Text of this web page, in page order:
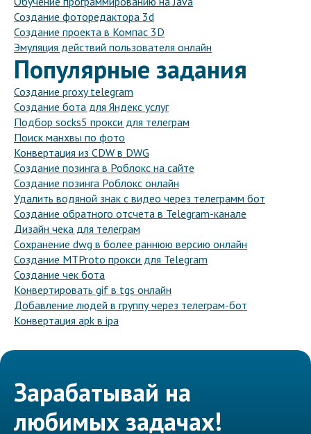
Создание фоторедактора 3d
Создание проекта в Компас 3D
Эмуляция действий пользователя онлайн
Популярные задания
Создание proxy telegram
Создание бота для Яндекс услуг
Подбор socks5 прокси для телеграм
Поиск манхвы по фото
Конвертация из CDW в DWG
Создание позинга в Роблокс на сайте
Создание позинга Роблокс онлайн
Удалить водяной знак с видео через телеграмм бот
Создание обратного отсчета в Telegram-канале
Дизайн чека для телеграм
Сохранение dwg в более раннюю версию онлайн
Создание MTProto прокси для Telegram
Создание чек бота
Конвертировать gif в tgs онлайн
Добавление людей в группу через телеграм-бот
Конвертация apk в ipa
Зарабатывай на
любимых задачах!